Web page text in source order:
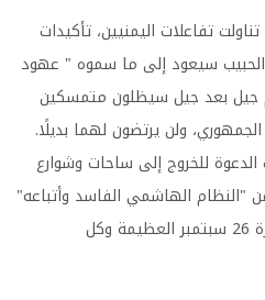
تفاعلات اليمنيين، تأكيدات
سيعود إلى ما سموه " عهود
جيل بعد جيل سيظلون متمسكين
للخروج إلى ساحات وشوارع
"النظام الهاشمي الفاسد وأتباعه"
الذين يتطلعون لسلبنا إنجازات ثورة 26 سبتمبر العظيمة وكل